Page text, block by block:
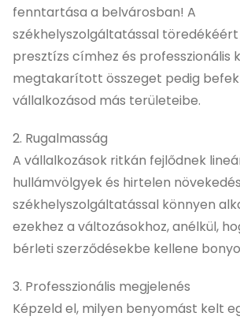
fenntartása a belvárosban! A
székhelyszolgáltatással
presztízs címhez és professzionális
megtakarított összeget pedig
vállalkozásod más területeibe.
2. Rugalmasság
A vállalkozások ritkán fejlődnek
hullámvölgyek és hirtelen
székhelyszolgáltatással könnyen
ezekhez a változásokhoz, anélkül,
bérleti szerződésekbe kellene
3. Professzionális megjelenés
Képzeld el, milyen benyomást kelt